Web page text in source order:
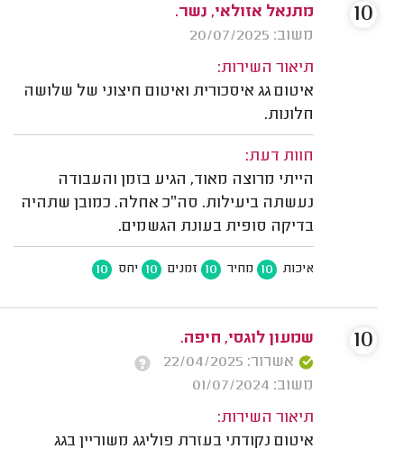
מתנאל אזולאי, נשר.
משוב: 20/07/2025
תיאור השירות:
איטום גג איסכורית ואיטום חיצוני של שלושה
חלונות.
חוות דעת:
הייתי מרוצה מאוד, הגיע בזמן והעבודה
נעשתה ביעילות. סה״כ אחלה. כמובן שתהיה
בדיקה סופית בעונת הגשמים.
איכות 10 מחיר 10 זמנים 10 יחס 10
10
שמעון לוגסי, חיפה.
אשרור: 22/04/2025
משוב: 01/07/2024
תיאור השירות:
איטום נקודתי בעזרת פוליגג משוריין בגג
10